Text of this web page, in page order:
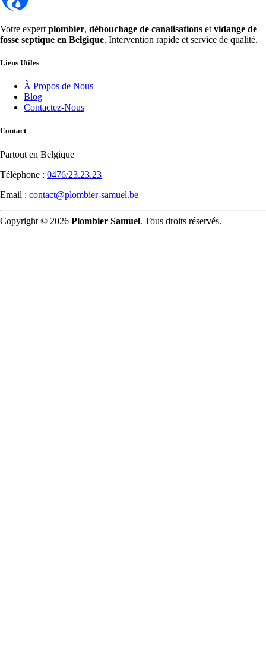
Votre expert plombier, débouchage de canalisations et vidange de
fosse septique en Belgique. Intervention rapide et service de qualité.
Liens Utiles
À Propos de Nous
Blog
Contactez-Nous
Contact
Partout en Belgique
Téléphone : 0476/23.23.23
Email : contact@plombier-samuel.be
Copyright © 2026 Plombier Samuel. Tous droits réservés.